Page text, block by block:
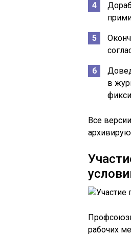
в
Все
рабочих